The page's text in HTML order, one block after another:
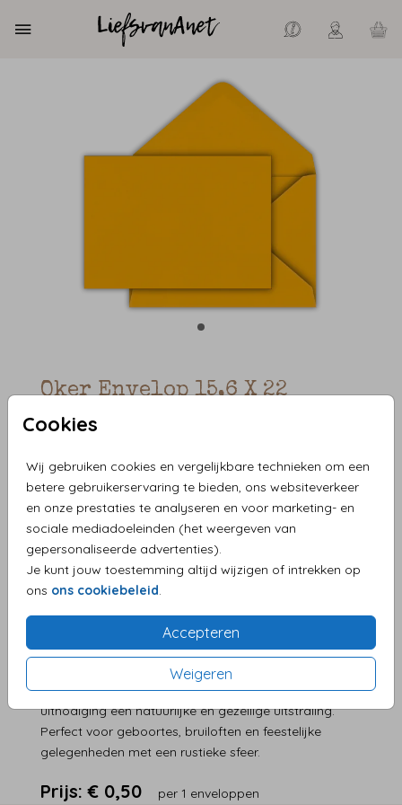
Cookies
Wij gebruiken cookies en vergelijkbare technieken om een
betere gebruikerservaring te bieden, ons websiteverkeer
en onze prestaties te analyseren en voor marketing- en
sociale mediadoeleinden (het weergeven van
gepersonaliseerde advertenties).
Je kunt jouw toestemming altijd wijzigen of intrekken op
ons ons cookiebeleid.
Accepteren
Weigeren
Oker Envelop 15,6 X 22
Helaas is dit product tijdelijk uitverkocht!
Persoonlijke service en supersnelle levering
Eenvoudig zelf je product maken
Levering aan huis
OMSCHRIJVING
Warme oker envelop in langwerpig formaat van 15,6 ×
22 cm. De levendige, aardse kleur geeft je kaart of
uitnodiging een natuurlijke en gezellige uitstraling.
Perfect voor geboortes, bruiloften en feestelijke
gelegenheden met een rustieke sfeer.
Prijs:€ 0,50 per 1 enveloppen